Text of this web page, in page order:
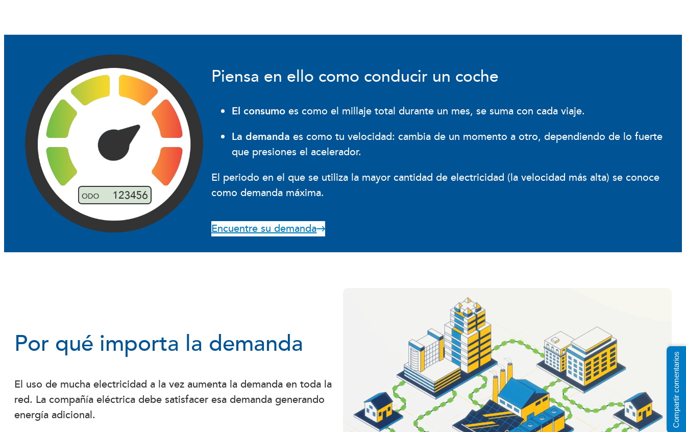
Piensa en ello como conducir un coche
El consumoes como el millaje total durante un mes, se suma con cada viaje.
La demanda es como tu velocidad: cambia de un momento a otro, dependiendo de lo fuerte
que presiones el acelerador.
El periodo en el que se utiliza la mayor cantidad de electricidad (la velocidad más alta) se conoce
como demanda máxima.
Encuentre su demanda
Por qué importa la demanda
El uso de mucha electricidad a la vez aumenta la demanda en toda la
red. La compañía eléctrica debe satisfacer esa demanda generando
energía adicional.
Compartir comentarios